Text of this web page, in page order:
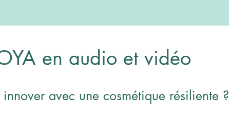
en audio et vidéo
avec une cosmétique résiliente ?